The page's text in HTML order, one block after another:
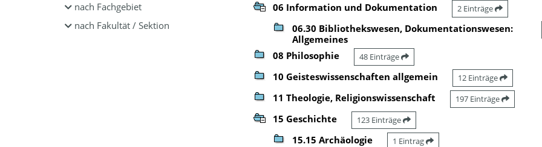
nach Fachgebiet
nach Fakultät / Sektion
06 Information und Dokumentation 2 Einträge
06.30 Bibliothekswesen, Dokumentationswesen:
Allgemeines
08 Philosophie 48 Einträge
10 Geisteswissenschaften allgemein 12 Einträge
11 Theologie, Religionswissenschaft 197 Einträge
15 Geschichte 123 Einträge
15.15 Archäologie 1 Eintrag